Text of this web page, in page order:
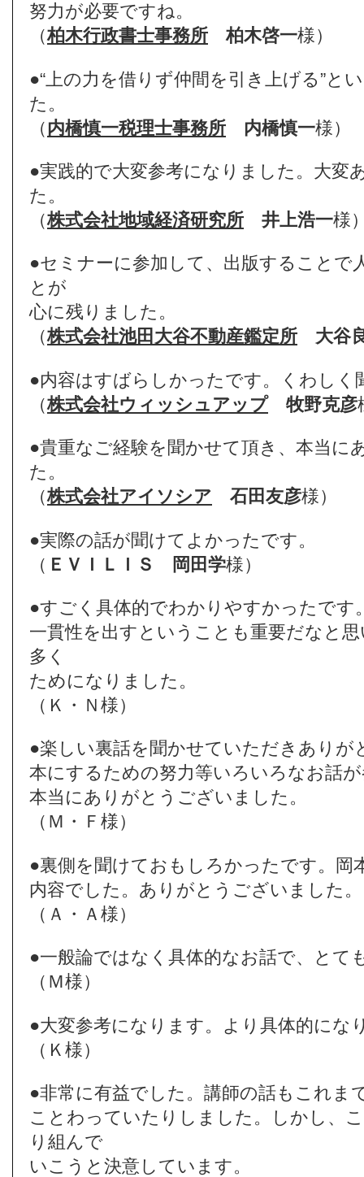
努力が必要ですね。
（柏木行政書士事務所 柏木啓一様）
●“上の力を借りず仲間を引き上げる”と
た。
（ 内橋慎一税理士事務所 内橋慎一様）
●実践的で大変参考になりました。大変
た。
（株式会社地域経済研究所 井上浩一様
●セミナーに参加して、出版することで
とが
心に残りました。
（株式会社池田大谷不動産鑑定所 大谷
●内容はすばらしかったです。くわしく
（株式会社ウィッシュアップ 牧野克彦
●貴重なご経験を聞かせて頂き、本当に
た。
（株式会社アイソシア 石田友彦様）
●実際の話が聞けてよかったです。
（ ＥＶＩＬＩＳ 岡田学様）
●すごく具体的でわかりやすかったです
一貫性を出すということも重要だなと
多く
ためになりました。
（Ｋ・Ｎ様）
●楽しい裏話を聞かせていただきありが
本にするための努力等いろいろなお話
本当にありがとうございました。
（Ｍ・Ｆ様）
●裏側を聞けておもしろかったです。岡
内容でした。ありがとうございました。
（Ａ・Ａ様）
●一般論ではなく具体的なお話で、とて
（Ｍ様）
●大変参考になります。より具体的にな
（Ｋ様）
●非常に有益でした。講師の話もこれま
ことわっていたりしました。しかし、
り組んで
いこうと決意しています。